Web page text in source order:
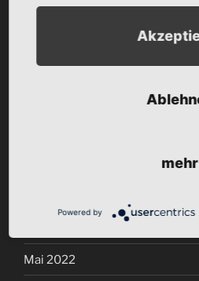
Januar 2023
Mai 2022
mehr
Powered by